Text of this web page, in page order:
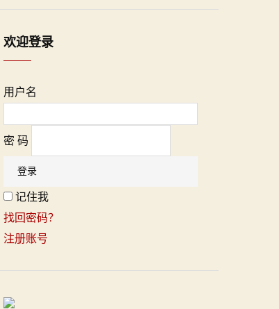
欢迎登录
用户名
密 码
记住我
找回密码？
注册账号